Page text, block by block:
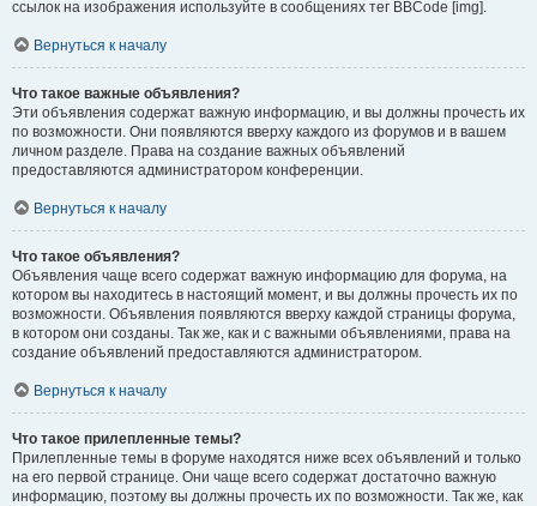
ссылок на изображения используйте в сообщениях тег BBCode [img].
Вернуться к началу
Что такое важные объявления?
Эти объявления содержат важную информацию, и вы должны прочесть их
по возможности. Они появляются вверху каждого из форумов и в вашем
личном разделе. Права на создание важных объявлений
предоставляются администратором конференции.
Вернуться к началу
Что такое объявления?
Объявления чаще всего содержат важную информацию для форума, на
котором вы находитесь в настоящий момент, и вы должны прочесть их по
возможности. Объявления появляются вверху каждой страницы форума,
в котором они созданы. Так же, как и с важными объявлениями, права на
создание объявлений предоставляются администратором.
Вернуться к началу
Что такое прилепленные темы?
Прилепленные темы в форуме находятся ниже всех объявлений и только
на его первой странице. Они чаще всего содержат достаточно важную
информацию, поэтому вы должны прочесть их по возможности. Так же, как